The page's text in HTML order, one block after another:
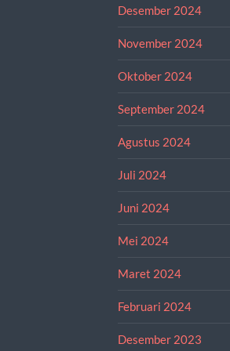
Desember 2024
November 2024
Oktober 2024
September 2024
Agustus 2024
Juli 2024
Juni 2024
Mei 2024
Maret 2024
Februari 2024
Desember 2023